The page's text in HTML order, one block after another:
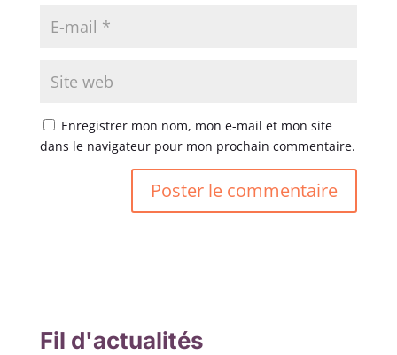
Enregistrer mon nom, mon e-mail et mon site
dans le navigateur pour mon prochain commentaire.
Fil d'actualités